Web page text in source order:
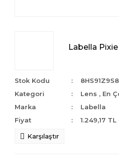
Labella Pixie
Stok Kodu
Kategori
Lens , En
Marka
Labella
Fiyat
1.249,17 TL
Karşılaştır